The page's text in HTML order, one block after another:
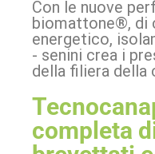
Con le nuove
biomattone®, di
energetico,
- senini crea i
della filiera della
completa